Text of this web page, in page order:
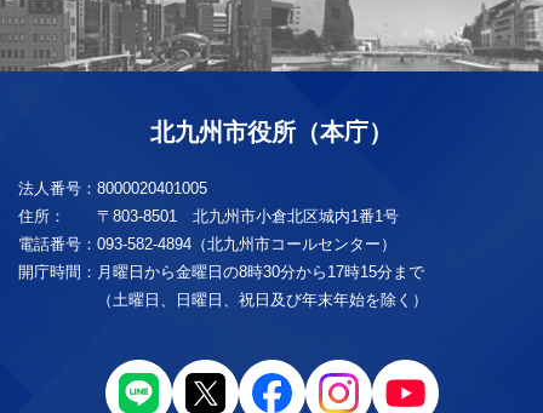
北九州市役所（本庁）
法人番号： 8000020401005
住所：
〒803-8501 北九州市小倉北区城内1番1号
電話番号： 093-582-4894（北九州市コールセンター）
開庁時間： 月曜日から金曜日の8時30分から17時15分まで
（土曜日、日曜日、祝日及び年末年始を除く）